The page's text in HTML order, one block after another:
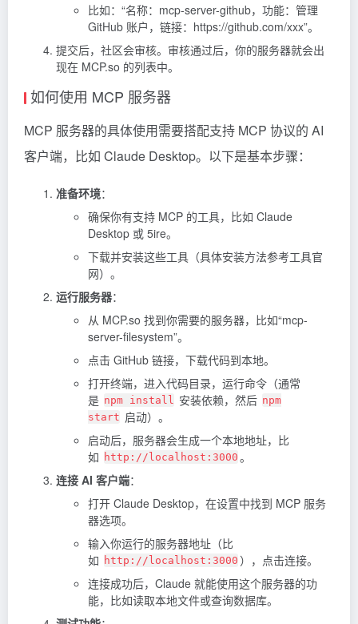
比如：“名称：mcp-server-github，功能：管理
GitHub 账户，链接：https://github.com/xxx”。
提交后，社区会审核。审核通过后，你的服务器就会出
现在 MCP.so 的列表中。
如何使用 MCP 服务器
MCP 服务器的具体使用需要搭配支持 MCP 协议的 AI
客户端，比如 Claude Desktop。以下是基本步骤：
准备环境：
确保你有支持 MCP 的工具，比如 Claude
Desktop 或 5ire。
下载并安装这些工具（具体安装方法参考工具官
网）。
运行服务器：
从 MCP.so 找到你需要的服务器，比如“mcp-
server-filesystem”。
点击 GitHub 链接，下载代码到本地。
打开终端，进入代码目录，运行命令（通常
是 npm install 安装依赖，然后 npm
start 启动）。
启动后，服务器会生成一个本地地址，比
如 http://localhost:3000 。
连接 AI 客户端：
打开 Claude Desktop，在设置中找到 MCP 服务
器选项。
输入你运行的服务器地址（比
如 http://localhost:3000 ），点击连接。
连接成功后，Claude 就能使用这个服务器的功
能，比如读取本地文件或查询数据库。